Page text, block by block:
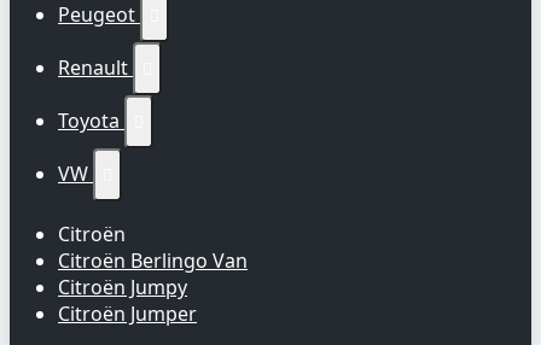
Peugeot
Renault
Toyota
VW
Citroën
Citroën Berlingo Van
Citroën Jumpy
Citroën Jumper